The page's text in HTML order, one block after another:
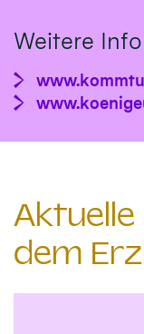
Weitere
dem